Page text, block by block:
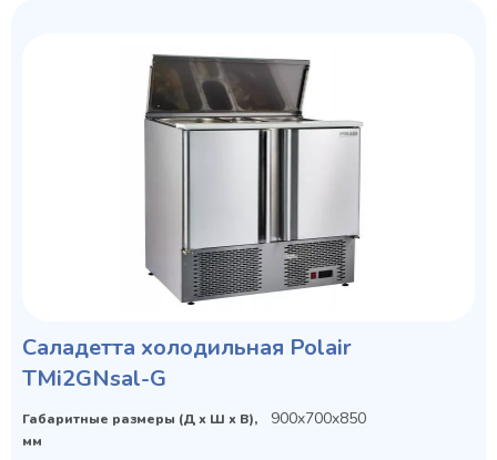
Саладетта холодильная Polair
TMi2GNsal-G
Габаритные размеры (Д х Ш х В),
мм
900x700x850